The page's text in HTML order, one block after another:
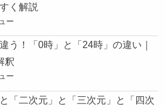
く解説
ー
う！「0時」と「24時」の違い｜
釈
ー
と「二次元」と「三次元」と「四次